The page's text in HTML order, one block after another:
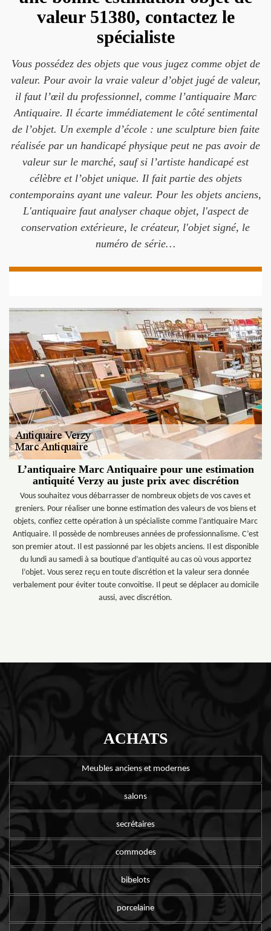
valeur 51380, contactez le
spécialiste
Vous possédez des objets que vous jugez comme objet de
valeur. Pour avoir la vraie valeur d’objet jugé de valeur,
il faut l’œil du professionnel, comme l’antiquaire Marc
Antiquaire. Il écarte immédiatement le côté sentimental
de l’objet. Un exemple d’école : une sculpture bien faite
réalisée par un handicapé physique peut ne pas avoir de
valeur sur le marché, sauf si l’artiste handicapé est
célèbre et l’objet unique. Il fait partie des objets
contemporains ayant une valeur. Pour les objets anciens,
L'antiquaire faut analyser chaque objet, l'aspect de
conservation extérieure, le créateur, l'objet signé, le
numéro de série…
L’antiquaire Marc Antiquaire pour une estimation
antiquité Verzy au juste prix avec discrétion
Vous souhaitez vous débarrasser de nombreux objets de vos caves et
greniers. Pour réaliser une bonne estimation des valeurs de vos biens et
objets, confiez cette opération à un spécialiste comme l’antiquaire Marc
Antiquaire. Il possède de nombreuses années de professionnalisme. C’est
son premier atout. Il est passionné par les objets anciens. Il est disponible
du lundi au samedi à sa boutique d’antiquité au cas où vous apportez
l’objet. Vous serez reçu en toute discrétion et la valeur sera donnée
verbalement pour éviter toute convoitise. Il peut se déplacer au domicile
aussi, avec discrétion.
ACHATS
Meubles anciens et modernes
salons
secrétaires
commodes
bibelots
porcelaine